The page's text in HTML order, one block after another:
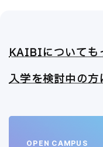
KAIBIについても
入学を検討中の
OPEN CAMPUS